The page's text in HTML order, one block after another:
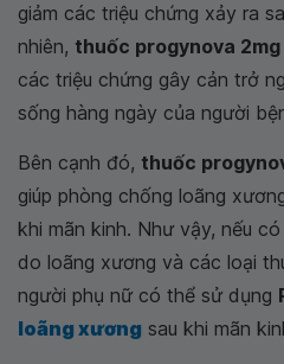
giảm các triệu chứng xảy ra
nhiên, thuốc progynova 2mg
các triệu chứng gây cản trở
sống hàng ngày của người
Bên cạnh đó, thuốc
giúp phòng chống loãng
khi mãn kinh. Như vậy, nếu
do loãng xương và các loại
người phụ nữ có thể sử dụng
loãng xương sau khi mãn